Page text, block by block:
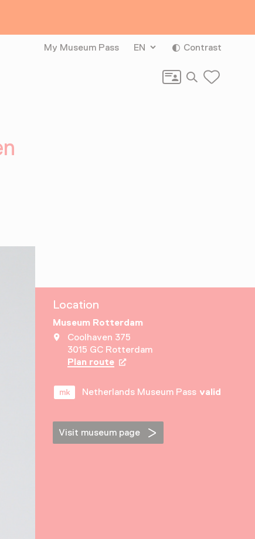
My Museum Pass EN Contrast
Search
Location
Museum Rotterdam
Coolhaven 375
3015 GC Rotterdam
Plan route Opens in a new tab
Netherlands Museum Pass valid
Visit museum page